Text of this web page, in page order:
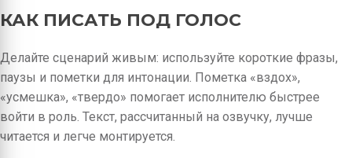
КАК ПИСАТЬ ПОД ГОЛОС
Делайте сценарий живым: используйте короткие фразы,
паузы и пометки для интонации. Пометка «вздох»,
«усмешка», «твердо» помогает исполнителю быстрее
войти в роль. Текст, рассчитанный на озвучку, лучше
читается и легче монтируется.